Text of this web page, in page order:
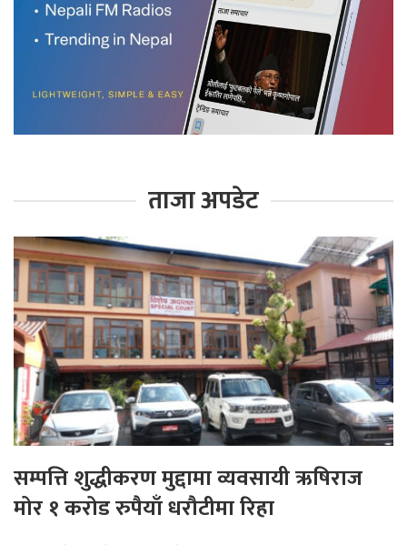
ताजा अपडेट
सम्पत्ति शुद्धीकरण मुद्दामा व्यवसायी ऋषिराज
मोर १ करोड रुपैयाँ धरौटीमा रिहा